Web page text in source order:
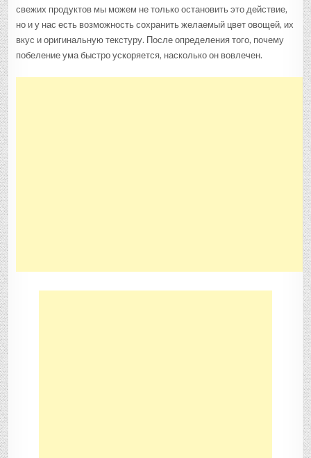
свежих продуктов мы можем не только остановить это действие,
но и у нас есть возможность сохранить желаемый цвет овощей, их
вкус и оригинальную текстуру. После определения того, почему
побеление ума быстро ускоряется, насколько он вовлечен.